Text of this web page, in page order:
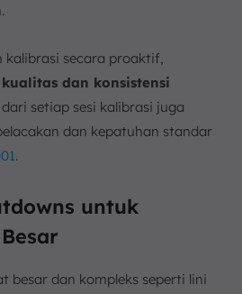
kalibrasi secara proaktif,
dan konsistensi
setiap sesi kalibrasi juga
dan kepatuhan standar
.
untuk
besar dan kompleks seperti lini